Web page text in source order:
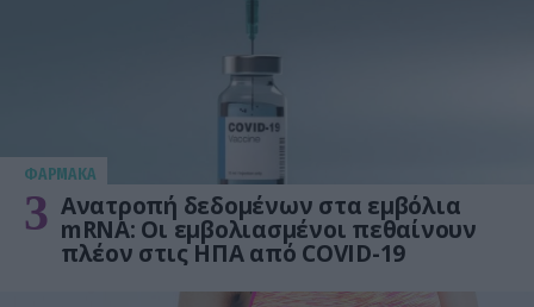
ΦΑΡΜΑΚΑ
3 Ανατροπή δεδομένων στα εμβόλια
mRNA: Οι εμβολιασμένοι πεθαίνουν
πλέον στις ΗΠΑ από COVID-19